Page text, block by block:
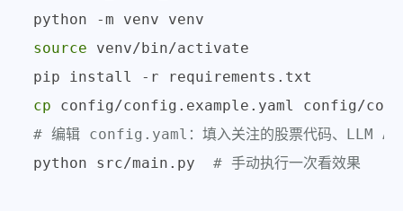
source venv/bin/activate
cp
# 编辑 config.yaml：填入关注的股票代码、LLM
python src/main.py # 手动执行一次看效果